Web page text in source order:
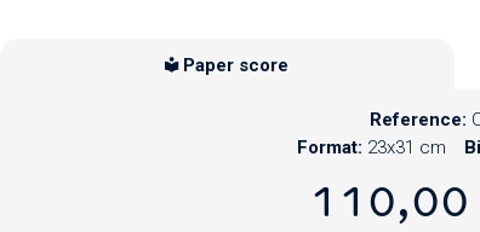
Paper score
Reference:
Format: 23x31 cm
110,00